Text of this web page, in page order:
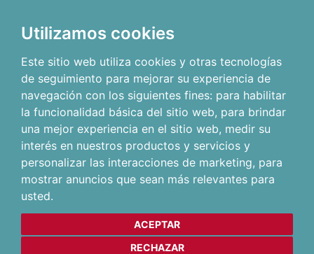
Utilizamos cookies
Este sitio web utiliza cookies y otras tecnologías
de seguimiento para mejorar su experiencia de
navegación con los siguientes fines: para habilitar
la funcionalidad básica del sitio web, para brindar
una mejor experiencia en el sitio web, medir su
interés en nuestros productos y servicios y
personalizar las interacciones de marketing, para
mostrar anuncios que sean más relevantes para
usted.
ACEPTAR
RECHAZAR